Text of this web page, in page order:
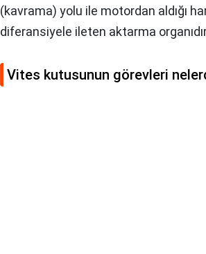
(kavrama) yolu ile motordan aldığı
diferansiyele ileten aktarma
Vites kutusunun görevleri